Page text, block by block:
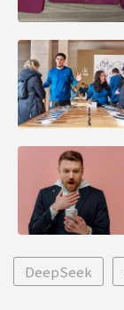
DeepSeek